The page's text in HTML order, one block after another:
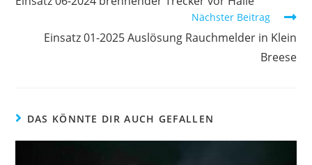
Nächster Beitrag
Einsatz 01-2025 Auslösung Rauchmelder in Klein
Breese
DAS KÖNNTE DIR AUCH GEFALLEN